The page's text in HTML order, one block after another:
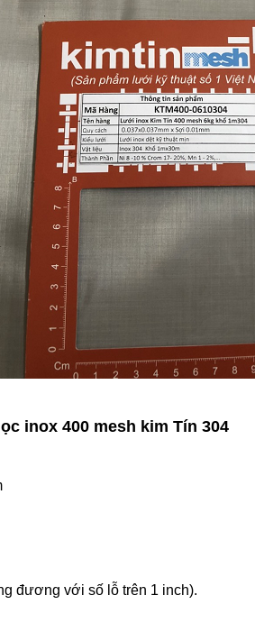
inox 400 mesh kim Tín 304
đương với số lỗ trên 1 inch).